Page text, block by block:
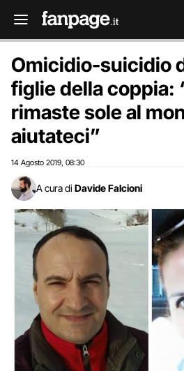
Omicidio-suicidio
figlie della coppia:
rimaste sole al
aiutateci”
14 Agosto 2019 08:30
A cura di Davide Falcioni